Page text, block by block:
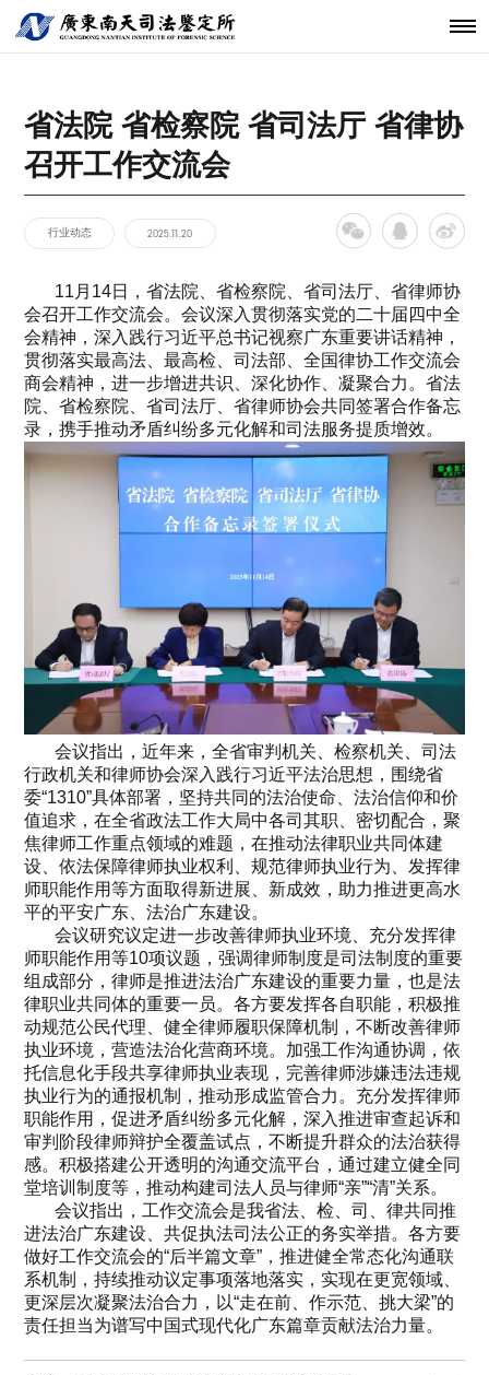
关于南天
发展历程
核心团队
科技研发
分支机构
鉴定服务
鉴定指南
法规标准
经典案例
物证类鉴定
声像资料类
新闻资讯
通知公告
行业动态
工程中心
开放课题
联系我们
省法院 省检察院 省司法厅 省律协
召开工作交流会
行业动态 2025.11.20
11月14日，省法院、省检察院、省司法厅、省律师协
会召开工作交流会。会议深入贯彻落实党的二十届四中全
会精神，深入践行习近平总书记视察广东重要讲话精神，
贯彻落实最高法、最高检、司法部、全国律协工作交流会
商会精神，进一步增进共识、深化协作、凝聚合力。省法
院、省检察院、省司法厅、省律师协会共同签署合作备忘
录，携手推动矛盾纠纷多元化解和司法服务提质增效。
会议指出，近年来，全省审判机关、检察机关、司法
行政机关和律师协会深入践行习近平法治思想，围绕省
委“1310”具体部署，坚持共同的法治使命、法治信仰和价
值追求，在全省政法工作大局中各司其职、密切配合，聚
焦律师工作重点领域的难题，在推动法律职业共同体建
设、依法保障律师执业权利、规范律师执业行为、发挥律
师职能作用等方面取得新进展、新成效，助力推进更高水
平的平安广东、法治广东建设。
会议研究议定进一步改善律师执业环境、充分发挥律
师职能作用等10项议题，强调律师制度是司法制度的重要
组成部分，律师是推进法治广东建设的重要力量，也是法
律职业共同体的重要一员。各方要发挥各自职能，积极推
动规范公民代理、健全律师履职保障机制，不断改善律师
执业环境，营造法治化营商环境。加强工作沟通协调，依
托信息化手段共享律师执业表现，完善律师涉嫌违法违规
执业行为的通报机制，推动形成监管合力。充分发挥律师
职能作用，促进矛盾纠纷多元化解，深入推进审查起诉和
审判阶段律师辩护全覆盖试点，不断提升群众的法治获得
感。积极搭建公开透明的沟通交流平台，通过建立健全同
堂培训制度等，推动构建司法人员与律师“亲”“清”关系。
会议指出，工作交流会是我省法、检、司、律共同推
进法治广东建设、共促执法司法公正的务实举措。各方要
做好工作交流会的“后半篇文章”，推进健全常态化沟通联
系机制，持续推动议定事项落地落实，实现在更宽领域、
更深层次凝聚法治合力，以“走在前、作示范、挑大梁”的
责任担当为谱写中国式现代化广东篇章贡献法治力量。